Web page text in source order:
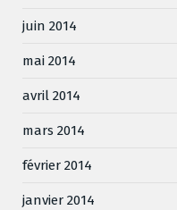
juin 2014
mai 2014
avril 2014
mars 2014
février 2014
janvier 2014